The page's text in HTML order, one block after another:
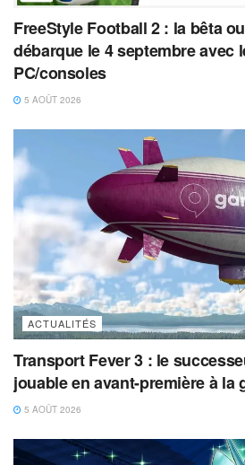
FreeStyle Football 2 : la bêta
débarque le 4 septembre avec
PC/consoles
5 AOÛT 2026
ACTUALITÉS
Transport Fever 3 : le
jouable en avant-première à la
5 AOÛT 2026